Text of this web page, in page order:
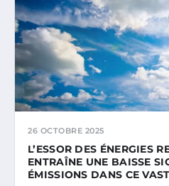
26 OCTOBRE 2025
L’ESSOR DES ÉNERGIES
ENTRAÎNE UNE BAISSE
ÉMISSIONS DANS CE